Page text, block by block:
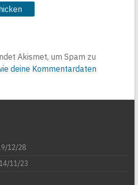
Akismet, um Spam zu
deine Kommentardaten
12/28
11/23